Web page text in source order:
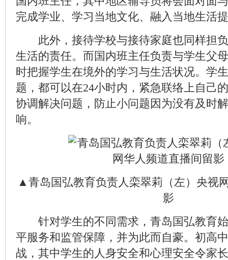
完成学业、学习当地文化、融入当地生活
此外，接待学校与接待家庭也同样担负
生活的责任。而国内班主任负责与学生父
时把握学生在境外的学习与生活状况。学
题，都可以在24小时内，紧急联络上自己
协调解决问题，防止小问题因为没有及时
响。
▲青岛国弘教育负责人栾翠莉（左）央视
影
针对学生的不同需求，青岛国弘教育始
平服务和监管保障，并为此而自豪。初高
战，其中学生的人身安全和心理安全令家